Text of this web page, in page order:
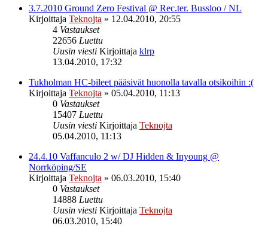
3.7.2010 Ground Zero Festival @ Rec.ter. Bussloo / NL
Kirjoittaja Teknojta » 12.04.2010, 20:55
4 Vastaukset
22656 Luettu
Uusin viesti Kirjoittaja klrp
13.04.2010, 17:32
Tukholman HC-bileet pääsivät huonolla tavalla otsikoihin :(
Kirjoittaja Teknojta » 05.04.2010, 11:13
0 Vastaukset
15407 Luettu
Uusin viesti Kirjoittaja Teknojta
05.04.2010, 11:13
24.4.10 Vaffanculo 2 w/ DJ Hidden & Inyoung @
Norrköping/SE
Kirjoittaja Teknojta » 06.03.2010, 15:40
0 Vastaukset
14888 Luettu
Uusin viesti Kirjoittaja Teknojta
06.03.2010, 15:40